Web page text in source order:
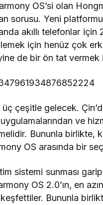
OS’si olan
sorusu. Yeni
akıllı telefonlar için
için henüz çok
de bir ön tat vermek
üç çeşitle gelecek.
ve
Bununla birlikte,
OS arasında bir
sistemi sunması
OS 2.0’ın, en
Bununla